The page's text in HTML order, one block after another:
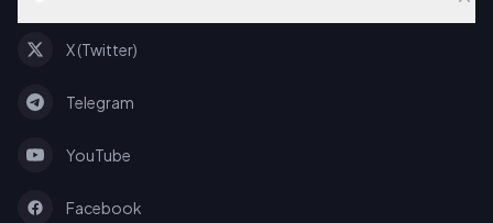
X (Twitter)
Telegram
YouTube
Facebook